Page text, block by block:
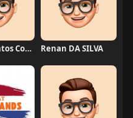
Cleber Santos Costa Renan DA SILVA